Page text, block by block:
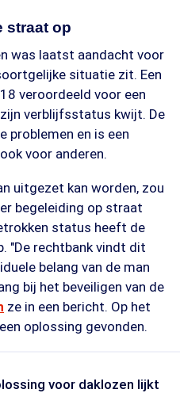
straat op
was laatst aandacht voor
situatie zit. Een
veroordeeld voor een
verblijfsstatus kwijt. De
problemen en is een
voor anderen.
uitgezet kan worden, zou
begeleiding op straat
status heeft de
"De rechtbank vindt dit
belang van de man
bij het beveiligen van de
ze in een bericht. Op het
oplossing gevonden.
voor daklozen lijkt